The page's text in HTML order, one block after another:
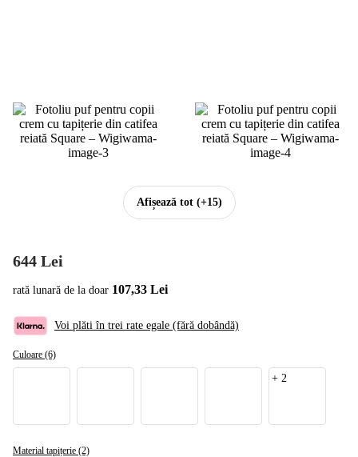
Afișează tot(+15)
644 Lei
rată lunară de la doar 107,33 Lei
Voi plăti în trei rate egale (fără dobândă)
Culoare (6)
+ 2
Material tapițerie (2)